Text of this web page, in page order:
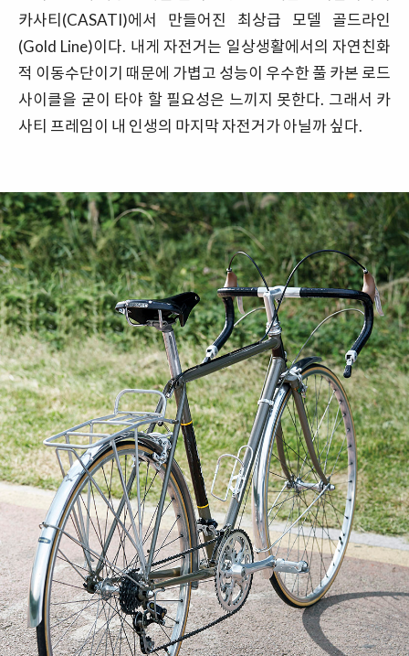
카사티(CASATI)에서 만들어진 최상급 모델 골드라인
(Gold Line)이다. 내게 자전거는 일상생활에서의 자연친화
적 이동수단이기 때문에 가볍고 성능이 우수한 풀 카본 로드
사이클을 굳이 타야 할 필요성은 느끼지 못한다. 그래서 카
사티 프레임이 내 인생의 마지막 자전거가 아닐까 싶다.